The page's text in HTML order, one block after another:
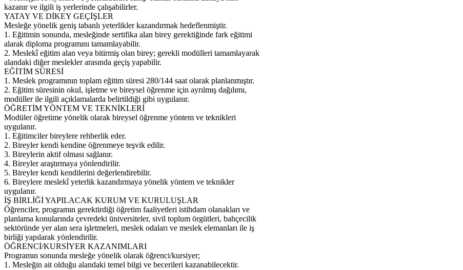
kazanır ve ilgili iş yerlerinde çalışabilirler.
YATAY VE DİKEY GEÇİŞLER
Mesleğe yönelik geniş tabanlı yeterlikler kazandırmak hedeflenmiştir.
1. Eğitimin sonunda, mesleğinde sertifika alan birey gerektiğinde fark eğitimi
alarak diploma programını tamamlayabilir.
2. Meslekî eğitim alan veya bitirmiş olan birey; gerekli modülleri tamamlayarak
alandaki diğer meslekler arasında geçiş yapabilir.
EĞİTİM SÜRESİ
1. Meslek programının toplam eğitim süresi 280/144 saat olarak planlanmıştır.
2. Eğitim süresinin okul, işletme ve bireysel öğrenme için ayrılmış dağılımı,
modüller ile ilgili açıklamalarda belirtildiği gibi uygulanır.
ÖĞRETİM YÖNTEM VE TEKNİKLERİ
Modüler öğretime yönelik olarak bireysel öğrenme yöntem ve teknikleri
uygulanır.
1. Eğitimciler bireylere rehberlik eder.
2. Bireyler kendi kendine öğrenmeye teşvik edilir.
3. Bireylerin aktif olması sağlanır.
4. Bireyler araştırmaya yönlendirilir.
5. Bireyler kendi kendilerini değerlendirebilir.
6. Bireylere meslekî yeterlik kazandırmaya yönelik yöntem ve teknikler
uygulanır.
İŞ BİRLİĞİ YAPILACAK KURUM VE KURULUŞLAR
Öğrenciler, programın gerektirdiği öğretim faaliyetleri istihdam olanakları ve
planlama konularında çevredeki üniversiteler, sivil toplum örgütleri, bahçecilik
sektöründe yer alan sera işletmeleri, meslek odaları ve meslek elemanları ile iş
birliği yapılarak yönlendirilir.
ÖĞRENCİ/KURSİYER KAZANIMLARI
Programın sonunda mesleğe yönelik olarak öğrenci/kursiyer;
1. Mesleğin ait olduğu alandaki temel bilgi ve becerileri kazanabilecektir.